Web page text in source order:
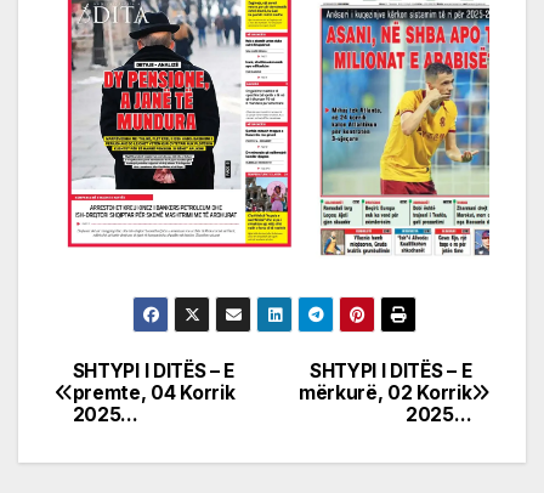
Post
navigation
SHTYPI I DITËS – E
mërkurë, 02 Korrik
2025…
SHTYPI I DITËS – E
premte, 04 Korrik
2025…